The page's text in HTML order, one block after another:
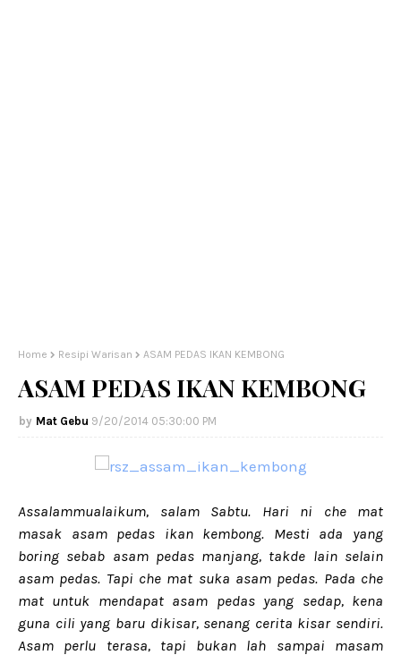
Home Resipi Warisan ASAM PEDAS IKAN KEMBONG
ASAM PEDAS IKAN KEMBONG
Mat Gebu 9/20/2014 05:30:00 PM
Assalammualaikum, salam Sabtu. Hari ni che mat
masak asam pedas ikan kembong. Mesti ada yang
boring sebab asam pedas manjang, takde lain selain
asam pedas. Tapi che mat suka asam pedas. Pada che
mat untuk mendapat asam pedas yang sedap, kena
guna cili yang baru dikisar, senang cerita kisar sendiri.
Asam perlu terasa, tapi bukan lah sampai masam